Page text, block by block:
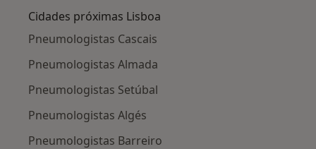
Cidades próximas Lisboa
Pneumologistas Cascais
Pneumologistas Almada
Pneumologistas Setúbal
Pneumologistas Algés
Pneumologistas Barreiro